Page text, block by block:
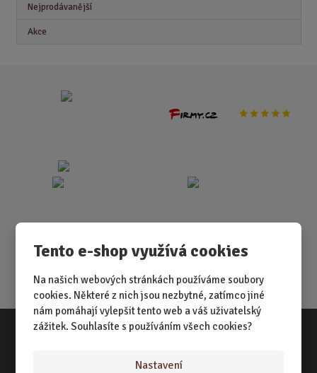
Tento e-shop využívá cookies
Na našich webových stránkách používáme soubory
cookies. Některé z nich jsou nezbytné, zatímco jiné
nám pomáhají vylepšit tento web a váš uživatelský
zážitek. Souhlasíte s používáním všech cookies?
Nastavení
Nejprodávanější
Akce
Vše o nákupu